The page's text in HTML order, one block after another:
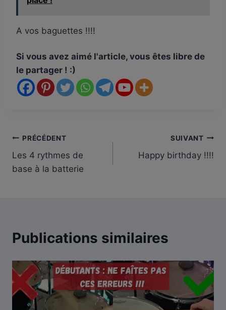
A vos baguettes !!!!
Si vous avez aimé l'article, vous êtes libre de
le partager ! :)
Navigation
de
PRÉCÉDENT
Les 4 rythmes de
base à la batterie
SUIVANT
Happy birthday !!!!
Publications similaires